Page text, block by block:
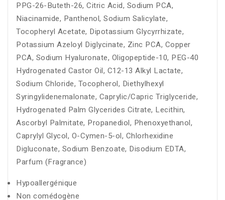
PPG-26-Buteth-26, Citric Acid, Sodium PCA,
Niacinamide, Panthenol, Sodium Salicylate,
Tocopheryl Acetate, Dipotassium Glycyrrhizate,
Potassium Azeloyl Diglycinate, Zinc PCA, Copper
PCA, Sodium Hyaluronate, Oligopeptide-10, PEG-40
Hydrogenated Castor Oil, C12-13 Alkyl Lactate,
Sodium Chloride, Tocopherol, Diethylhexyl
Syringylidenemalonate, Caprylic/Capric Triglyceride,
Hydrogenated Palm Glycerides Citrate, Lecithin,
Ascorbyl Palmitate, Propanediol, Phenoxyethanol,
Caprylyl Glycol, O-Cymen-5-ol, Chlorhexidine
Digluconate, Sodium Benzoate, Disodium EDTA,
Parfum (Fragrance)
Hypoallergénique
Non comédogène